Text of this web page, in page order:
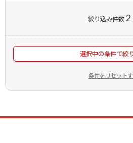
絞り込み件数2
選択中の条件で絞
条件をリセット